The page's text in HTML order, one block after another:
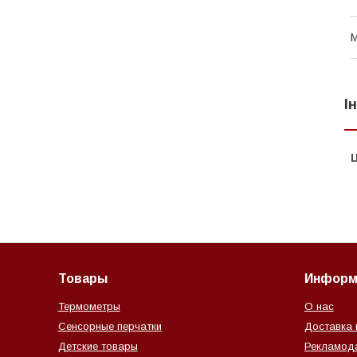
Товары
Термометры
Сенсорные перчатки
Детские товары
О нас
Доставка